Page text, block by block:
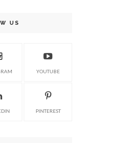
US
YOUTUBE
PINTEREST